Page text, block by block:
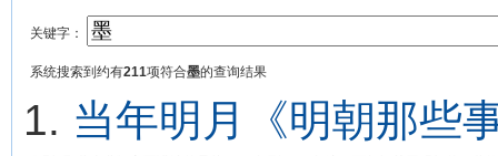
关键字：
系统搜索到约有211项符合墨的查询结果
1. 当年明月《明朝那些